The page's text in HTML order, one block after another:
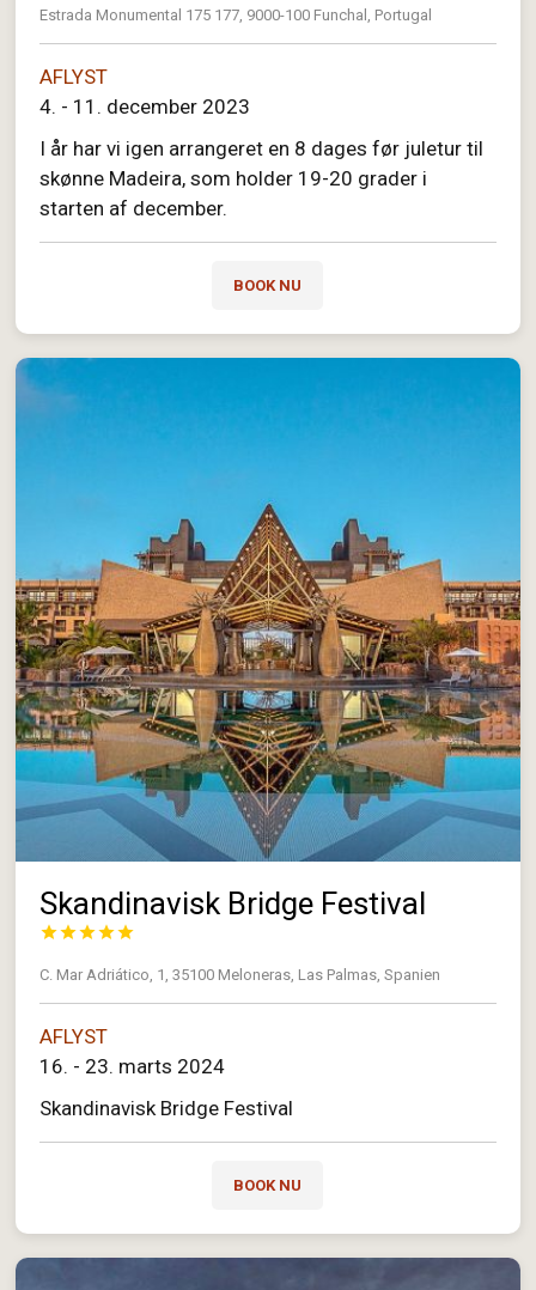
Estrada Monumental 175 177, 9000-100 Funchal, Portugal
AFLYST
4. - 11. december 2023
I år har vi igen arrangeret en 8 dages før juletur til
skønne Madeira, som holder 19-20 grader i
starten af december.
BOOK NU
Skandinavisk Bridge Festival





C. Mar Adriático, 1, 35100 Meloneras, Las Palmas, Spanien
AFLYST
16. - 23. marts 2024
Skandinavisk Bridge Festival
BOOK NU